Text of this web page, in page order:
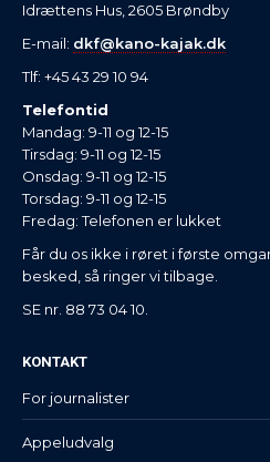
Idrættens Hus, 2605 Brøndby
E-mail: dkf@kano-kajak.dk
Tlf: +45 43 29 10 94
Telefontid
Mandag: 9-11 og 12-15
Tirsdag: 9-11 og 12-15
Onsdag: 9-11 og 12-15
Torsdag: 9-11 og 12-15
Fredag: Telefonen er lukket
Får du os ikke i røret i første
besked, så ringer vi tilbage.
SE nr. 88 73 04 10.
KONTAKT
For journalister
Appeludvalg